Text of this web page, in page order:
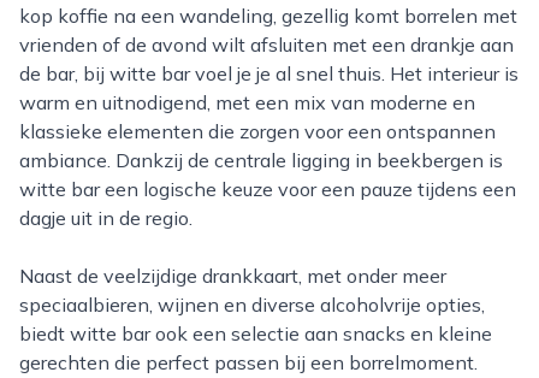
kop koffie na een wandeling, gezellig komt borrelen met
vrienden of de avond wilt afsluiten met een drankje aan
de bar, bij witte bar voel je je al snel thuis. Het interieur is
warm en uitnodigend, met een mix van moderne en
klassieke elementen die zorgen voor een ontspannen
ambiance. Dankzij de centrale ligging in beekbergen is
witte bar een logische keuze voor een pauze tijdens een
dagje uit in de regio.
Naast de veelzijdige drankkaart, met onder meer
speciaalbieren, wijnen en diverse alcoholvrije opties,
biedt witte bar ook een selectie aan snacks en kleine
gerechten die perfect passen bij een borrelmoment.